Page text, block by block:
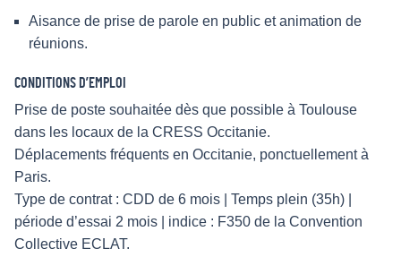
Aisance de prise de parole en public et animation de
réunions.
CONDITIONS D’EMPLOI
Prise de poste souhaitée dès que possible à Toulouse
dans les locaux de la CRESS Occitanie.
Déplacements fréquents en Occitanie, ponctuellement à
Paris.
Type de contrat : CDD de 6 mois | Temps plein (35h) |
période d’essai 2 mois | indice : F350 de la Convention
Collective ECLAT.